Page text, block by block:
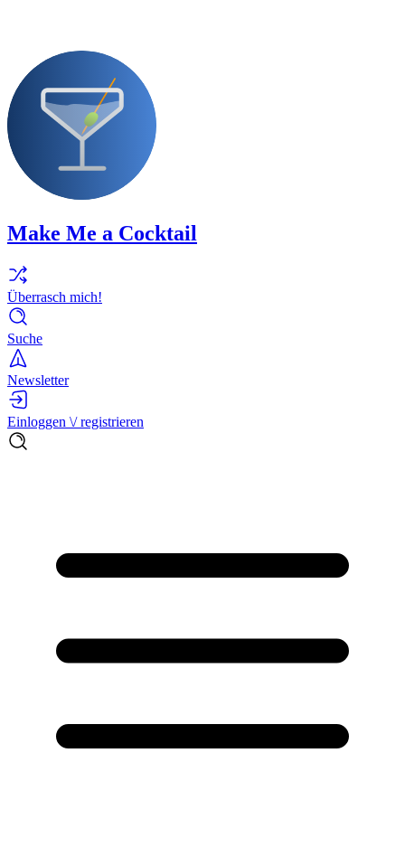
Make Me a Cocktail
Überrasch mich!
Suche
Newsletter
Einloggen \/ registrieren